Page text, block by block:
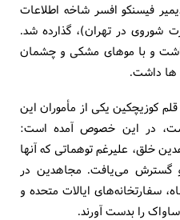
فیسنکو افسر شاخه اطلاعات
شوروی در تهران)، گذارده شد.
و با موهای مشکی و چشمان
ها داشت.
کوزیچکین یکی از مأموران این
در این خصوص آمده است:
خلق، علیرغم توهماتی که آنها
گسترش می‏‌یافت. مجاهدین در
سفارتخانه‏‌های ایالات متحده و
ساواک را بدست آورند.